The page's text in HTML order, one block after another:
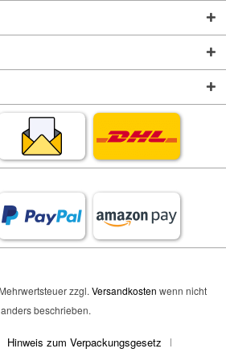
zzgl. Versandkosten wenn nicht
anders beschrieben.
Hinweis zum Verpackungsgesetz